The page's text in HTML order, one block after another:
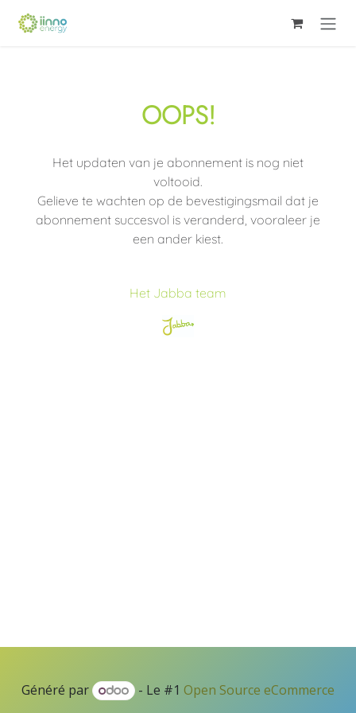
OOPS!
Het updaten van je abonnement is nog niet
voltooid.
Gelieve te wachten op de bevestigingsmail dat je
abonnement succesvol is veranderd, vooraleer je
een ander kiest.
Het Jabba team
Généré par - Le #1Open Source eCommerce